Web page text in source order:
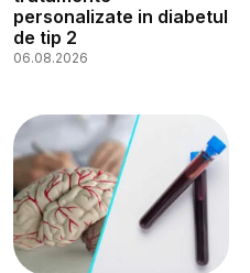
personalizate in diabetul
de tip 2
06.08.2026